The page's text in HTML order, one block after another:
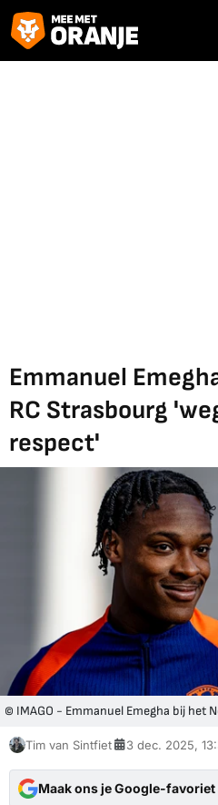
Emmanuel
RC Strasbourg
respect'
© IMAGO - Emmanuel Emegha bij het
Tim van Sintfiet 3 dec. 2025,
Maak ons je Google-favoriet